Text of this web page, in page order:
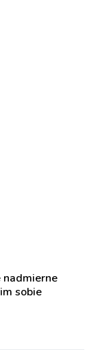
nadmierne
sobie